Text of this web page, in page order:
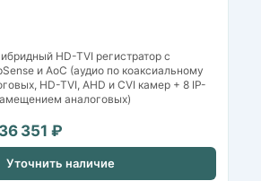
HD-TVI регистратор c
и AoC (аудио по коаксиальному
HD-TVI, AHD и CVI камер + 8 IP-
аналоговых)
351 ₽
Уточнить наличие